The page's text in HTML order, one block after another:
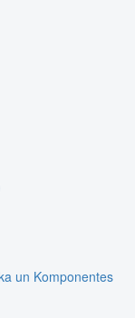
un Komponentes